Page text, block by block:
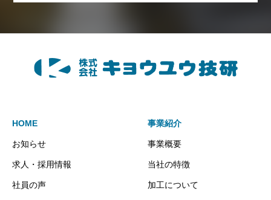
HOME
お知らせ
求人・採用情報
社員の声
事業紹介
事業概要
当社の特徴
加工について